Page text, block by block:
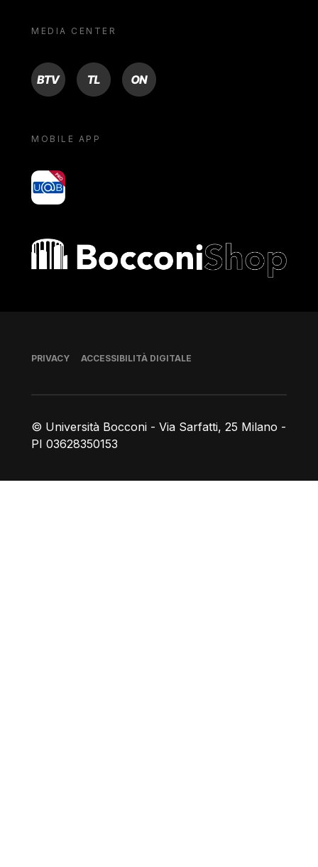
MEDIA CENTER
BTV TL ON
MOBILE APP
yoU@B
Bocconi shop
© Università Bocconi - Via Sarfatti, 25 Milano -
PI 03628350153
Piè di pagina
PRIVACY ACCESSIBILITÀ DIGITALE